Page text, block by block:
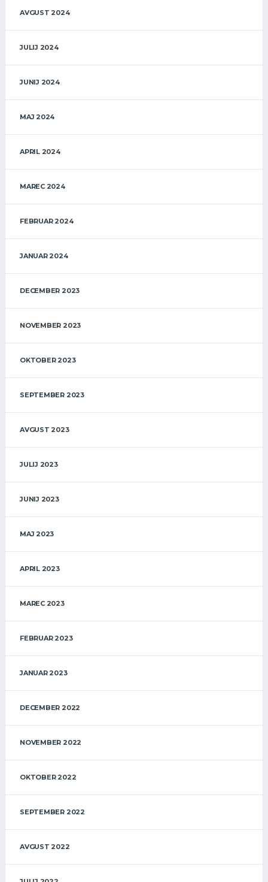
AVGUST 2024
JULIJ 2024
JUNIJ 2024
MAJ 2024
APRIL 2024
MAREC 2024
FEBRUAR 2024
JANUAR 2024
DECEMBER 2023
NOVEMBER 2023
OKTOBER 2023
SEPTEMBER 2023
AVGUST 2023
JULIJ 2023
JUNIJ 2023
MAJ 2023
APRIL 2023
MAREC 2023
FEBRUAR 2023
JANUAR 2023
DECEMBER 2022
NOVEMBER 2022
OKTOBER 2022
SEPTEMBER 2022
AVGUST 2022